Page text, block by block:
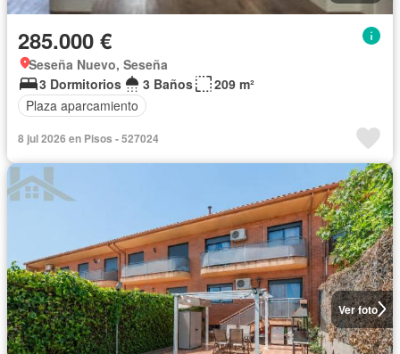
285.000 €
Seseña Nuevo, Seseña
3 Dormitorios
3 Baños
209 m²
Plaza aparcamiento
8 jul 2026 en Pisos - 527024
Ver foto